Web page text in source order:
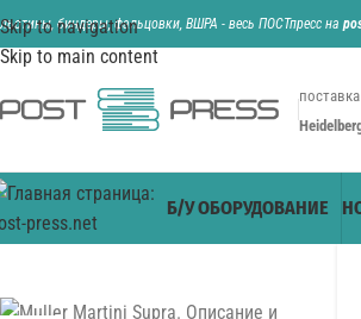
Skip to navigation
Skip to main content
биндеры, фальцовки, ВШРА - весь ПОСТпресс на
Б/У ОБОРУДОВАНИЕ